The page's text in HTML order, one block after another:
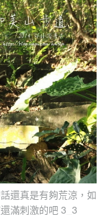
還真是有夠荒涼，如
滿刺激的吧 3_3